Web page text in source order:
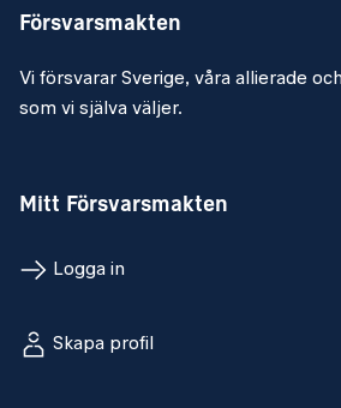
Försvarsmakten
Vi försvarar Sverige, våra allierade
som vi själva väljer.
Mitt Försvarsmakten
Logga in
Skapa profil